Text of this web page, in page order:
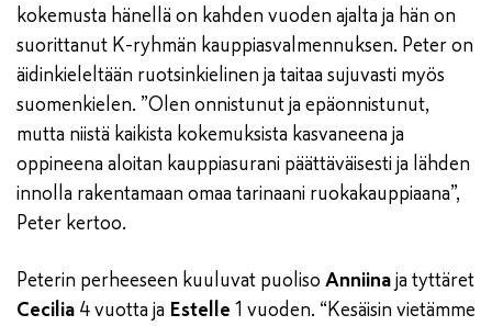
kokemusta hänellä on kahden vuoden ajalta ja hän on
suorittanut K-ryhmän kauppiasvalmennuksen. Peter on
äidinkieleltään ruotsinkielinen ja taitaa sujuvasti myös
suomenkielen. ”Olen onnistunut ja epäonnistunut,
mutta niistä kaikista kokemuksista kasvaneena ja
oppineena aloitan kauppiasurani päättäväisesti ja lähden
innolla rakentamaan omaa tarinaani ruokakauppiaana”,
Peter kertoo.
Peterin perheeseen kuuluvat puoliso Anniinaja tyttäret
Cecilia 4 vuotta ja Estelle 1 vuoden. “Kesäisin vietämme